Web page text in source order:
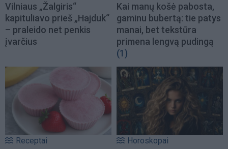
Vilniaus „Žalgiris“
kapituliavo prieš „Hajduk“
– praleido net penkis
įvarčius
Kai manų košė pabosta,
gaminu bubertą: tie patys
manai, bet tekstūra
primena lengvą pudingą
(1)
Receptai Horoskopai